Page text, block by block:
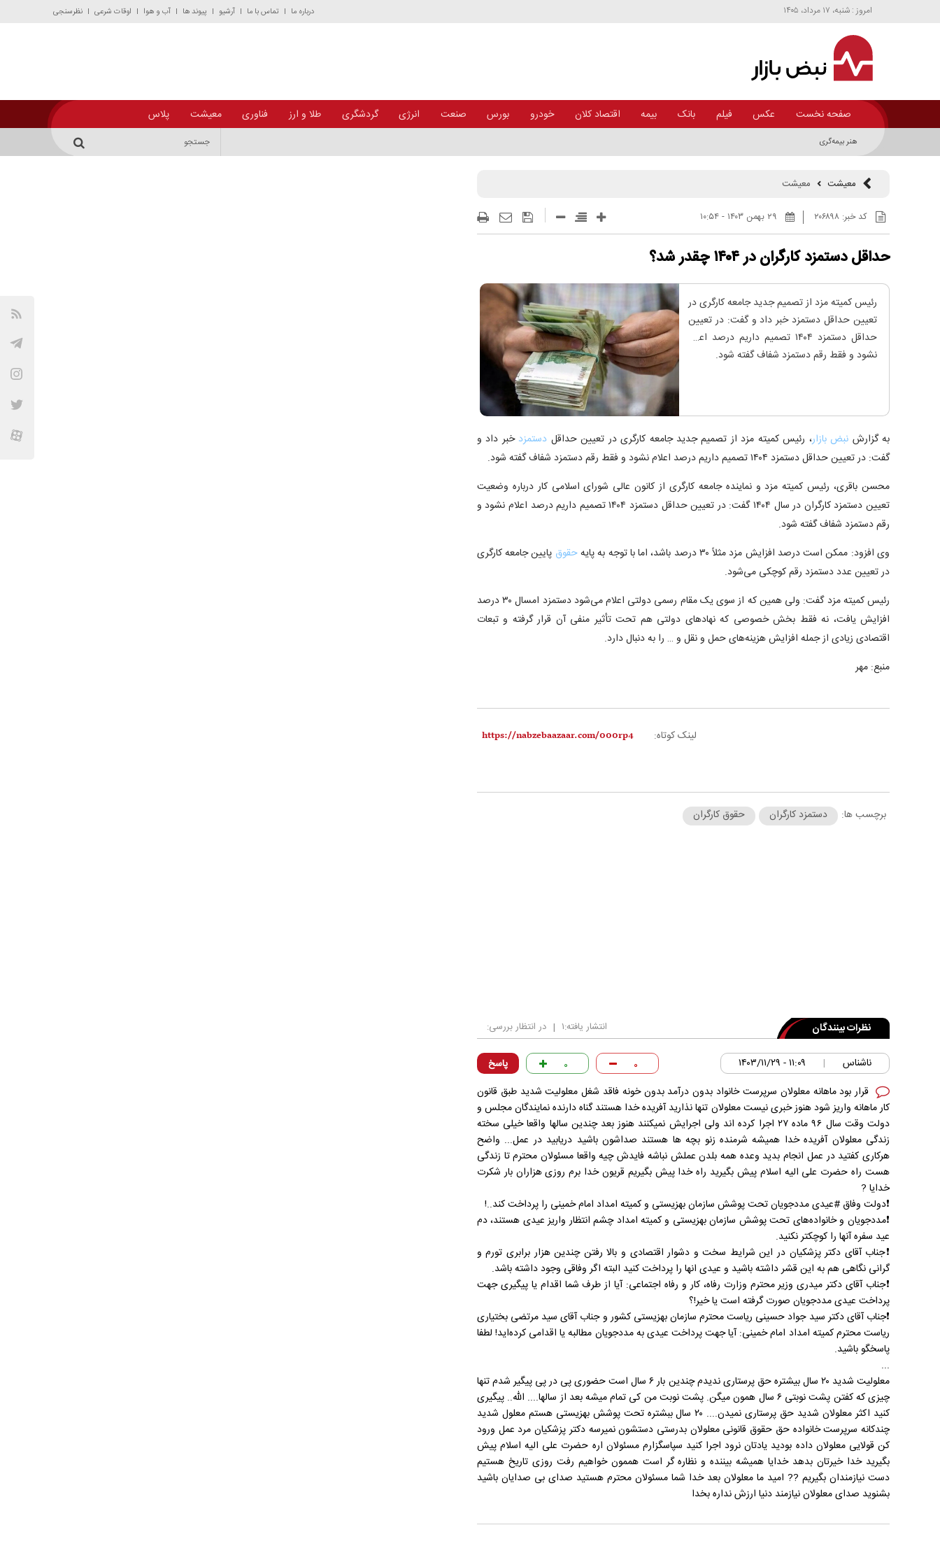
امروز : شنبه، ۱۷ مرداد، ۱۴۰۵ درباره ما تماس با ما آرشیو پیوند ها آب و هوا اوقات شرعی نظرسنجی
صفحه نخست عکس فیلم بانک بیمه اقتصاد کلان خودرو بورس صنعت انرژی گردشگری طلا و ارز فناوری معیشت پلاس
هنر بیمه‌گری در بیمه پاسارگاد؛ وقتی کیفیت، فاصله‌ها را بیشتر می‌کند
معیشت معیشت
کد خبر:۲۰۶۸۹۸
حداقل دستمزد کارگران در ۱۴۰۴ چقدر شد؟
رئیس کمیته مزد از تصمیم جدید جامعه کارگری در
تعیین حداقل دستمزد خبر داد و گفت: در تعیین
حداقل دستمزد ۱۴۰۴ تصمیم داریم درصد اعلام
نشود و فقط رقم دستمزد شفاف گفته شود.
به گزارش نبض بازار، رئیس کمیته مزد از تصمیم جدید جامعه کارگری در تعیین حداقل دستمزد خبر داد و
گفت: در تعیین حداقل دستمزد ۱۴۰۴ تصمیم داریم درصد اعلام نشود و فقط رقم دستمزد شفاف گفته شود.
محسن باقری، رئیس کمیته مزد و نماینده جامعه کارگری از کانون عالی شورای اسلامی کار درباره وضعیت
تعیین دستمزد کارگران در سال ۱۴۰۴ گفت: در تعیین حداقل دستمزد ۱۴۰۴ تصمیم داریم درصد اعلام نشود و
رقم دستمزد شفاف گفته شود.
وی افزود: ممکن است درصد افزایش مزد مثلاً ۳۰ درصد باشد، اما با توجه به پایه
حقوق پایین جامعه کارگری
در تعیین عدد دستمزد رقم کوچکی می‌شود.
رئیس کمیته مزد گفت: ولی همین که از سوی یک مقام رسمی دولتی اعلام می‌شود دستمزد امسال ۳۰ درصد
افزایش یافت، نه فقط بخش خصوصی که نهاد‌های دولتی هم تحت تأثیر منفی آن قرار گرفته و تبعات
اقتصادی زیادی از جمله افزایش هزینه‌های حمل و نقل و … را به دنبال دارد.
منبع: مهر
لینک کوتاه:
برچسب ها: دستمزد کارگران حقوق کارگران
نظرات بینندگان در انتظار بررسی: | انتشار یافته:۱
ناشناس | ۱۱:۰۹ - ۱۴۰۳/۱۱/۲۹ پاسخ ۰ ۰
قرار بود ماهانه معلولان سرپرست خانواد بدون درآمد بدون خونه فاقد شغل معلولیت شدید طبق قانون
کار ماهانه واریز شود هنوز خبری نیست معلولان تنها نذارید آفریده خدا هستند گناه دارنده نمایندگان مجلس و
دولت وقت سال ۹۶ ماده ۲۷ اجرا کرده اند ولی اجرایش نمیکنند هنوز بعد چندین سالها واقعا خیلی سخته
زندگی معلولان آفریده خدا همیشه شرمنده زنو بچه ها هستند صداشون باشید دریابید در عمل... واضح
هرکاری کفتید در عمل انجام بدید وعده همه بلدن عملش نباشه فایدش چیه واقعا مسئولان محترم تا زندگی
هست راه حضرت علی الیه اسلام پیش بگیرید راه خدا پیش بگیریم قریون خدا برم روزی هزاران بار شکرت
خدایا ?
❗️دولت وفاق #عیدی مددجویان تحت پوشش سازمان بهزیستی و کمیته امداد امام خمینی را پرداخت کند..!
❗️مددجویان و خانواده‌های تحت پوشش سازمان بهزیستی و کمیته امداد چشم انتظار واریز عیدی هستند، دم
عید سفره آنها را کوچکتر نکنید.
❗️جناب آقای دکتر پزشکیان در این شرایط سخت و دشوار اقتصادی و بالا رفتن چندین هزار برابری تورم و
گرانی نگاهی هم به این قشر داشته باشید و عیدی انها را پرداخت کنید البته اگر وفاقی وجود داشته باشد.
❗️جناب آقای دکتر میدری وزیر محترم وزارت رفاه، کار و رفاه اجتماعی: آیا از طرف شما اقدام یا پیگیری جهت
پرداخت عیدی مددجویان صورت گرفته است یا خیر!؟
❗️جناب آقای دکتر سید جواد حسینی ریاست محترم سازمان بهزیستی کشور و جناب آقای سید مرتضی بختیاری
ریاست محترم کمیته امداد امام خمینی: آیا جهت پرداخت عیدی به مددجویان مطالبه یا اقدامی کرده‌اید! لطفا
پاسخگو باشید.
...
معلولیت شدید ۲۰ سال بیشتره حق پرستاری ندیدم چندین بار ۶ سال است حضوری پی در پی پیگیر شدم تنها
چیزی که کفتن پشت نوبتی ۶ سال همون میگن. پشت نوبت من کی تمام میشه بعد از سالها.... الله.. پیگیری
کنید اکثر معلولان شدید حق پرستاری نمیدن.... ۲۰ سال ببشتره تحت پوشش بهزیستی هستم معلول شدید
چندکانه سرپرست خانواده حق حقوق قانونی معلولان بدرستی دستشون نمیرسه دکتر پزشکیان مرد عمل ورود
کن قولایی معلولان داده بودید یادتان نرود اجرا کنید سپاسگزارم مسئولان اره حضرت علی الیه اسلام پیش
بگیرید خدا خیرتان بدهد خدایا همیشه بیننده و نظاره گر است هممون خواهیم رفت روزی تاریخ هستیم
دست نیازمندان بگیریم ?? امید ما معلولان بعد خدا شما مسئولان محترم هستید صدای بی صدایان باشید
بشنوید صدای معلولان نیازمند دنیا ارزش نداره بخدا